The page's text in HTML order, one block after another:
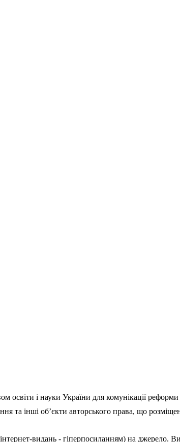
освіти і науки України для комунікації
та інші об’єкти авторського права, що
видань - гіперпосиланням) на джерело.